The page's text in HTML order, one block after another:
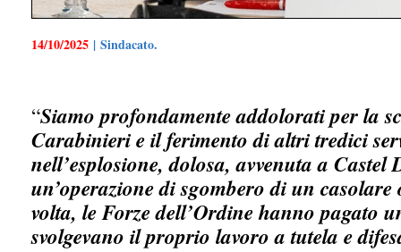
14/10/2025 | Sindacato.
“Siamo profondamente addolorati per la
Carabinieri e il ferimento di altri tredici
nell’esplosione, dolosa, avvenuta a Castel
un’operazione di sgombero di un
volta, le Forze dell’Ordine hanno pagato
svolgevano il proprio lavoro a tutela e